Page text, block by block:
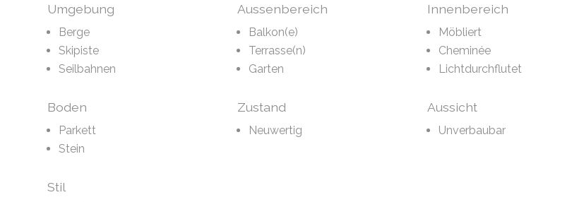
Umgebung
Berge
Skipiste
Seilbahnen
Aussenbereich
Balkon(e)
Terrasse(n)
Garten
Innenbereich
Möbliert
Cheminée
Lichtdurchflutet
Boden
Parkett
Stein
Zustand
Neuwertig
Aussicht
Unverbaubar
Stil